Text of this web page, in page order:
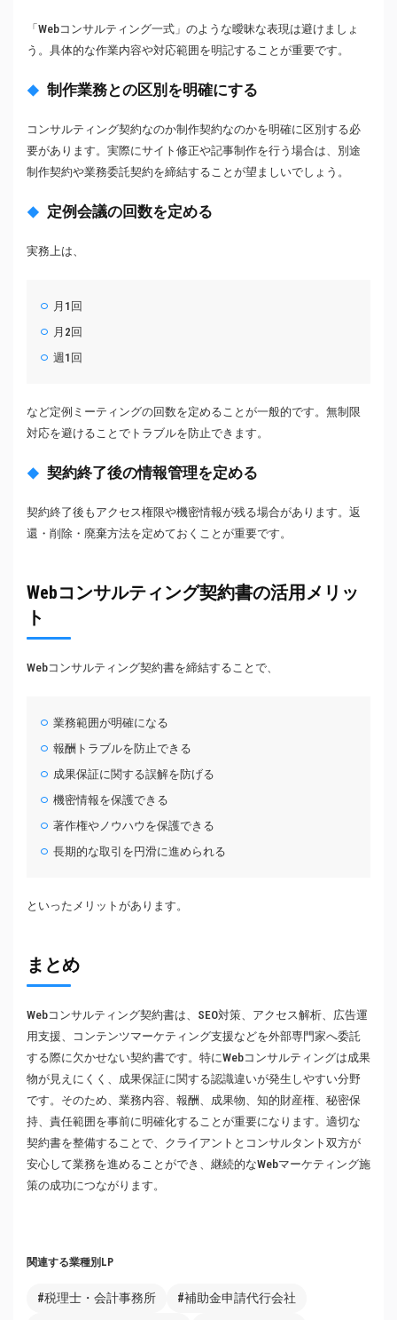
「Webコンサルティング一式」のような曖昧な表現は避けましょ
う。具体的な作業内容や対応範囲を明記することが重要です。
制作業務との区別を明確にする
コンサルティング契約なのか制作契約なのかを明確に区別する必
要があります。実際にサイト修正や記事制作を行う場合は、別途
制作契約や業務委託契約を締結することが望ましいでしょう。
定例会議の回数を定める
実務上は、
月1回
月2回
週1回
など定例ミーティングの回数を定めることが一般的です。無制限
対応を避けることでトラブルを防止できます。
契約終了後の情報管理を定める
契約終了後もアクセス権限や機密情報が残る場合があります。返
還・削除・廃棄方法を定めておくことが重要です。
Webコンサルティング契約書の活用メリッ
ト
Webコンサルティング契約書を締結することで、
業務範囲が明確になる
報酬トラブルを防止できる
成果保証に関する誤解を防げる
機密情報を保護できる
著作権やノウハウを保護できる
長期的な取引を円滑に進められる
といったメリットがあります。
まとめ
Webコンサルティング契約書は、SEO対策、アクセス解析、広告運
用支援、コンテンツマーケティング支援などを外部専門家へ委託
する際に欠かせない契約書です。特にWebコンサルティングは成果
物が見えにくく、成果保証に関する認識違いが発生しやすい分野
です。そのため、業務内容、報酬、成果物、知的財産権、秘密保
持、責任範囲を事前に明確化することが重要になります。適切な
契約書を整備することで、クライアントとコンサルタント双方が
安心して業務を進めることができ、継続的なWebマーケティング施
策の成功につながります。
関連する業種別LP
#税理士・会計事務所 #補助金申請代行会社